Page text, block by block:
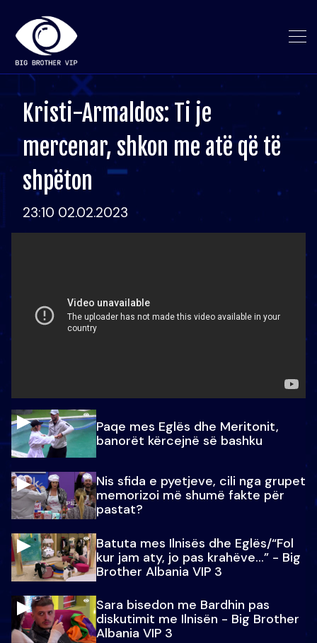
Kristi-Armaldos: Ti je
mercenar, shkon me atë që të
shpëton
23:10 02.02.2023
Paqe mes Eglës dhe Meritonit,
banorët kërcejnë së bashku
Nis sfida e pyetjeve, cili nga grupet
memorizoi më shumë fakte për
pastat?
Batuta mes Ilnisës dhe Eglës/“Fol
kur jam aty, jo pas krahëve…” - Big
Brother Albania VIP 3
Sara bisedon me Bardhin pas
diskutimit me Ilnisën - Big Brother
Albania VIP 3